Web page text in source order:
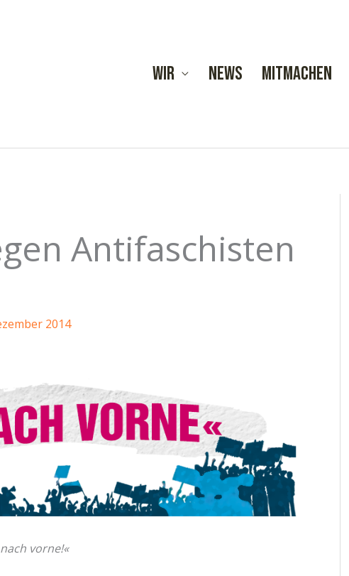
Wir News Mitmachen
Antifaschisten
2014
vorne!«